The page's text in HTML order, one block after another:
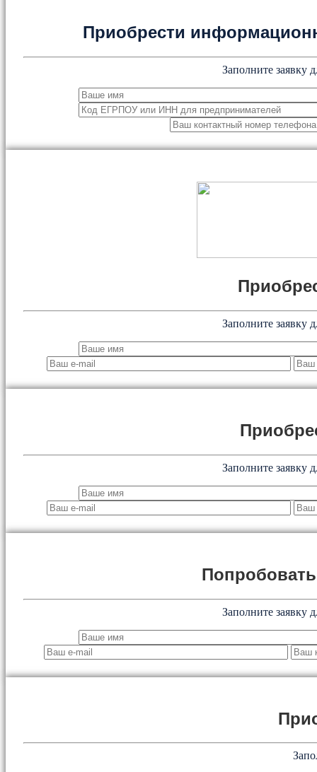
Приобрести
Заполните заявку
Заполните заявку
Заполните заявку
Заполните заявку